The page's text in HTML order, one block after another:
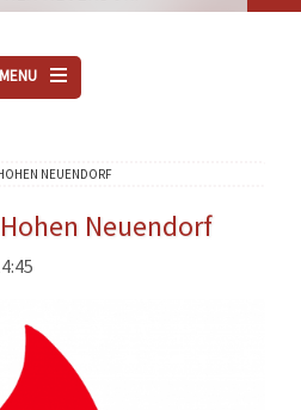
MENU
TECHNIK
EINSÄTZE
NEUENDORF
Neuendorf